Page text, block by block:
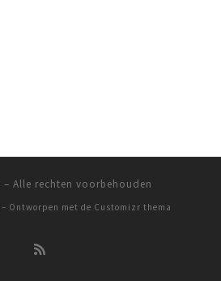
– Alle rechten voorbehouden
– Ontworpen met de Customizr thema